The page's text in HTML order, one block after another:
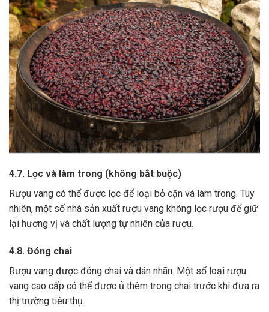
4.7. Lọc và làm trong (không bắt buộc)
Rượu vang có thể được lọc để loại bỏ cặn và làm trong. Tuy
nhiên, một số nhà sản xuất rượu vang không lọc rượu để giữ
lại hương vị và chất lượng tự nhiên của rượu.
4.8. Đóng chai
Rượu vang được đóng chai và dán nhãn. Một số loại rượu
vang cao cấp có thể được ủ thêm trong chai trước khi đưa ra
thị trường tiêu thụ.